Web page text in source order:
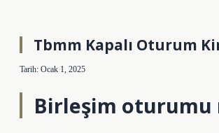
Tbmm Kapalı Oturum
Tarih: Ocak 1, 2025
Birleşim oturumu